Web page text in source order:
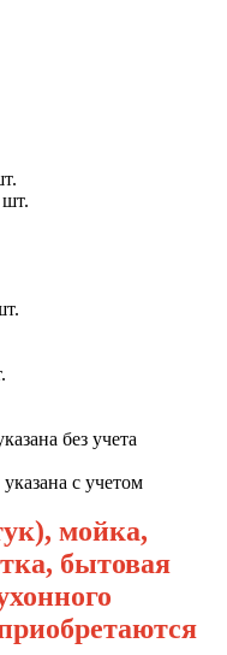
без учета
с учетом
мойка,
бытовая